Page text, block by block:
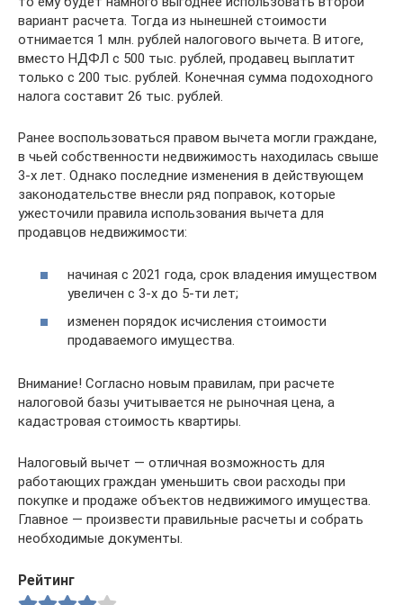
вариант расчета. Тогда из нынешней стоимости
отнимается 1 млн. рублей налогового вычета. В итоге,
вместо НДФЛ с 500 тыс. рублей, продавец выплатит
только с 200 тыс. рублей. Конечная сумма подоходного
налога составит 26 тыс. рублей.
Ранее воспользоваться правом вычета могли граждане,
в чьей собственности недвижимость находилась свыше
3-х лет. Однако последние изменения в действующем
законодательстве внесли ряд поправок, которые
ужесточили правила использования вычета для
продавцов недвижимости:
начиная с 2021 года, срок владения имуществом
увеличен с 3-х до 5-ти лет;
изменен порядок исчисления стоимости
продаваемого имущества.
Внимание! Согласно новым правилам, при расчете
налоговой базы учитывается не рыночная цена, а
кадастровая стоимость квартиры.
Налоговый вычет — отличная возможность для
работающих граждан уменьшить свои расходы при
покупке и продаже объектов недвижимого имущества.
Главное — произвести правильные расчеты и собрать
необходимые документы.
Рейтинг